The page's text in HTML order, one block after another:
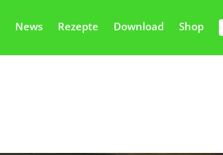
News Rezepte Download Shop